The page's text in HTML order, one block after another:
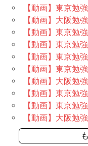
【動画】東京勉
【動画】大阪勉
【動画】東京勉
【動画】東京勉
【動画】東京勉
【動画】東京勉
【動画】大阪勉
【動画】東京勉
【動画】東京勉
【動画】大阪勉